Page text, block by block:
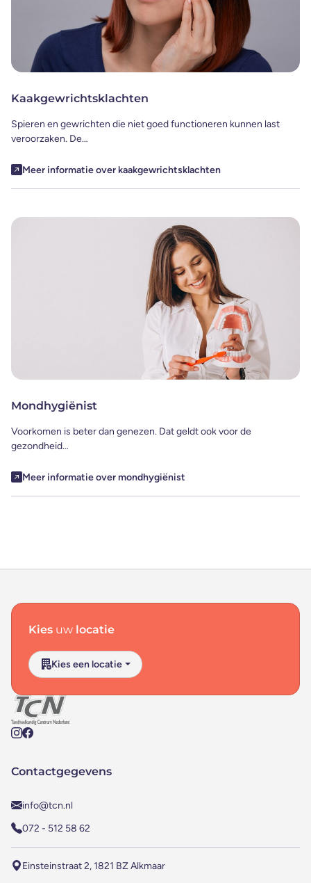
Kaakgewrichtsklachten
Spieren en gewrichten die niet goed functioneren kunnen last
veroorzaken. De…
Meer informatie over kaakgewrichtsklachten
Mondhygiënist
Voorkomen is beter dan genezen. Dat geldt ook voor de
gezondheid…
Meer informatie over mondhygiënist
Kies uw locatie
Kies een locatie
Contactgegevens
info@tcn.nl
072 - 512 58 62
Einsteinstraat 2, 1821 BZ Alkmaar